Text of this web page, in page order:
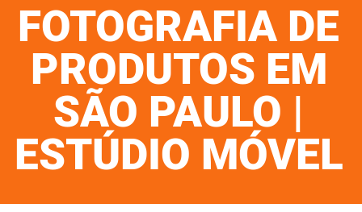
FOTOGRAFIA DE
PRODUTOS EM
SÃO PAULO |
ESTÚDIO MÓVEL